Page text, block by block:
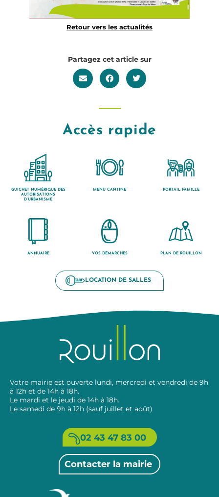
Retour vers les actualités
Partagez cet article sur
Accès rapide
GUICHET NUMÉRIQUE DES
AUTORISATIONS
D’URBANISME
MENU CANTINE PORTAIL FAMILLE
ANNUAIRE VOS DÉMARCHES PLAN DE ROUILLON
LOCATION DE SALLES
Votre mairie est ouverte lundi, mercredi et vendredi de 9h
à 12h et de 14h à 18h.
Le mardi et le jeudi de 14h à 18h.
Le samedi de 9h à 12h (sauf juillet et août)
02 43 47 83 00
Contacter la mairie